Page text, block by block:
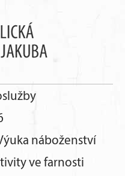
náboženství
ve farnosti